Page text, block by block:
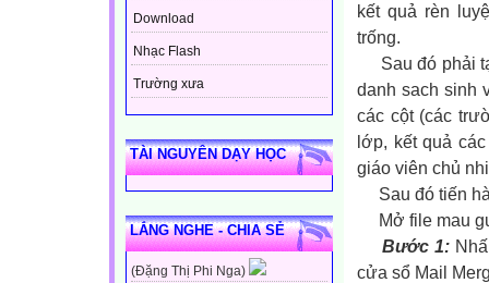
Download
Nhạc Flash
Trường xưa
TÀI NGUYÊN DẠY HỌC
LẮNG NGHE - CHIA SẺ
(Đặng Thị Phi Nga)
kết quả rèn
trống.
Sau đó phải
danh sach sinh
các cột (các
lớp, kết quả
giáo viên chủ
Sau đó tiến
Mở file mau
Bước 1:
cửa sổ Mail